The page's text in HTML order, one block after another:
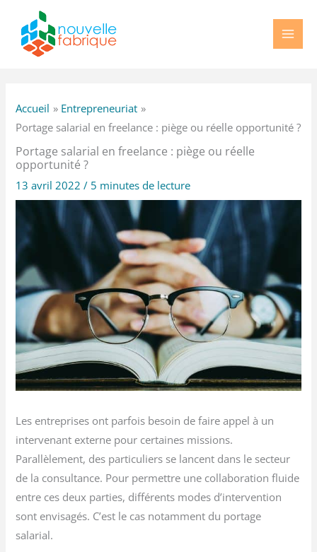
contenu
Accueil
Entrepreneuriat
Portage salarial en freelance : piège ou réelle opportunité ?
Portage salarial en freelance : piège ou réelle
opportunité ?
13 avril 2022/ 5 minutes de lecture
Les entreprises ont parfois besoin de faire appel à un
intervenant externe pour certaines missions.
Parallèlement, des particuliers se lancent dans le secteur
de la consultance. Pour permettre une collaboration fluide
entre ces deux parties, différents modes d’intervention
sont envisagés. C’est le cas notamment du portage
salarial.